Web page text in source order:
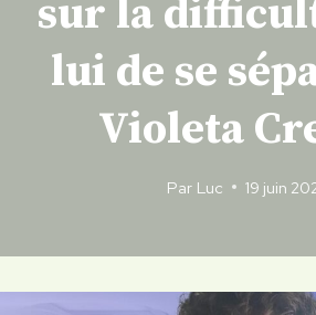
sur la
lui de se
Violeta
Par Luc 19 juin